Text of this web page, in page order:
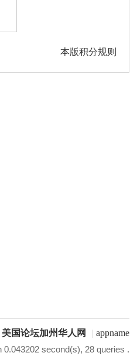
本版积分规则
美国论坛加州华人网 | appname
second(s), 28 queries .